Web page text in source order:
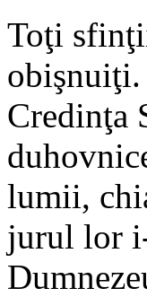
Toţi
obişnuiţi.
Credinţa
lumii,
jurul lor